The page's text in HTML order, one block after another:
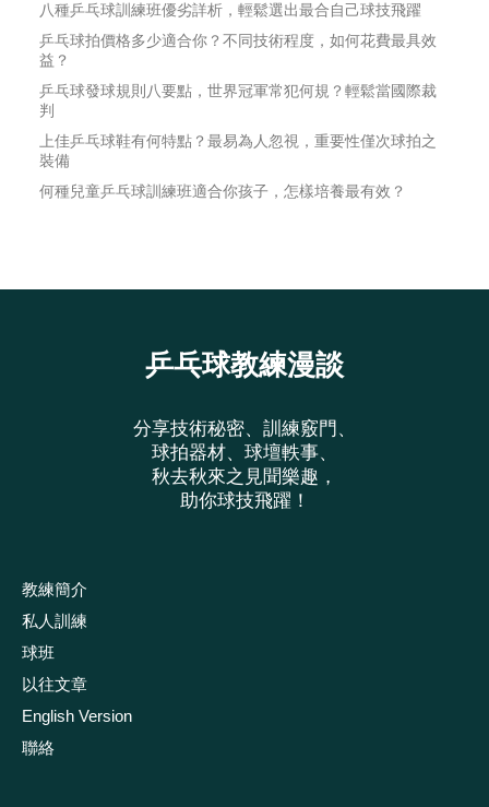
八種乒乓球訓練班優劣詳析，輕鬆選出最合自己球技飛躍
乒乓球拍價格多少適合你？不同技術程度，如何花費最具效
益？
乒乓球發球規則八要點，世界冠軍常犯何規？輕鬆當國際裁
判
上佳乒乓球鞋有何特點？最易為人忽視，重要性僅次球拍之
裝備
何種兒童乒乓球訓練班適合你孩子，怎樣培養最有效？
乒乓球教練漫談
分享技術秘密、訓練竅門、
球拍器材、球壇軼事、
秋去秋來之見聞樂趣，
助你球技飛躍！
教練簡介
私人訓練
球班
以往文章
English Version
聯絡